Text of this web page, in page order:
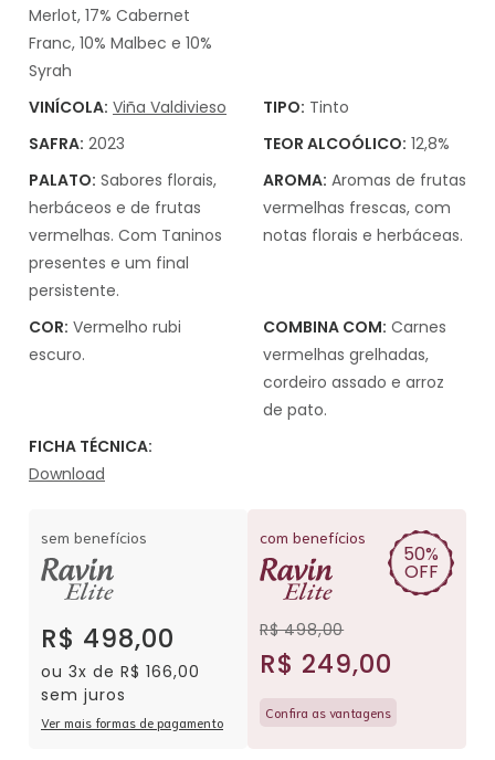
VINÍCOLA: Viña Valdivieso
SAFRA: 2023 TEOR ALCOÓLICO: 12,8%
COR: Vermelho rubi
escuro.
AROMA: Aromas de frutas
vermelhas frescas, com
notas florais e herbáceas.
PALATO: Sabores florais,
herbáceos e de frutas
vermelhas. Com Taninos
presentes e um final
persistente.
COMBINA COM: Carnes
vermelhas grelhadas,
cordeiro assado e arroz
de pato.
Merlot, 17% Cabernet
Franc, 10% Malbec e 10%
Syrah
TIPO: Tinto
FICHA TÉCNICA:
Download
sem benefícios
R$ 498,00
ou 3x de R$ 166,00
sem juros
Ver mais formas de pagamento
com benefícios
R$ 498,00
R$ 249,00
50%
OFF
Confira as vantagens